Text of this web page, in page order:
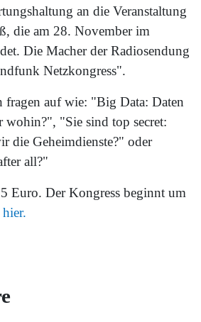
an die Veranstaltung
die am 28. November im
Die Macher der Radiosendung
Netzkongress".
fragen auf wie: "Big Data: Daten
wohin?", "Sie sind top secret:
die Geheimdienste?" oder
all?"
Euro. Der Kongress beginnt um